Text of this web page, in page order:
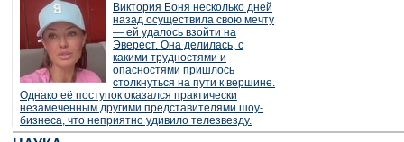
Виктория Боня несколько дней
назад осуществила свою мечту
— ей удалось взойти на
Эверест. Она делилась, с
какими трудностями и
опасностями пришлось
столкнуться на пути к вершине.
Однако её поступок оказался практически
незамеченным другими представителями шоу-
бизнеса, что неприятно удивило телезвезду.